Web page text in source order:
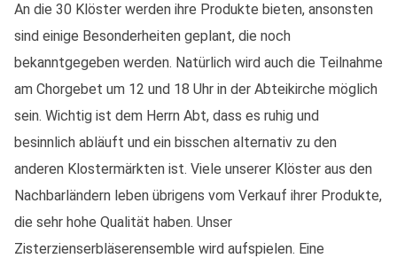
An die 30 Klöster werden ihre Produkte bieten, ansonsten
sind einige Besonderheiten geplant, die noch
bekanntgegeben werden. Natürlich wird auch die Teilnahme
am Chorgebet um 12 und 18 Uhr in der Abteikirche möglich
sein. Wichtig ist dem Herrn Abt, dass es ruhig und
besinnlich abläuft und ein bisschen alternativ zu den
anderen Klostermärkten ist. Viele unserer Klöster aus den
Nachbarländern leben übrigens vom Verkauf ihrer Produkte,
die sehr hohe Qualität haben. Unser
Zisterzienserbläserensemble wird aufspielen. Eine